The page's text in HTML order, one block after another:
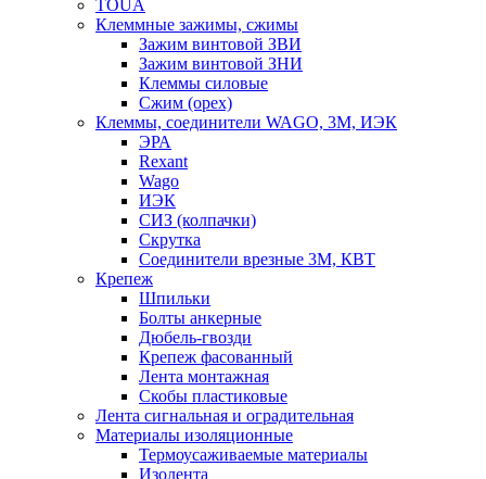
TOUA
Клеммные зажимы, сжимы
Зажим винтовой ЗВИ
Зажим винтовой ЗНИ
Клеммы силовые
Сжим (орех)
Клеммы, соединители WAGO, 3M, ИЭК
ЭРА
Rexant
Wago
ИЭК
СИЗ (колпачки)
Скрутка
Соединители врезные 3M, КВТ
Крепеж
Шпильки
Болты анкерные
Дюбель-гвозди
Крепеж фасованный
Лента монтажная
Скобы пластиковые
Лента сигнальная и оградительная
Материалы изоляционные
Термоусаживаемые матeриалы
Изолента